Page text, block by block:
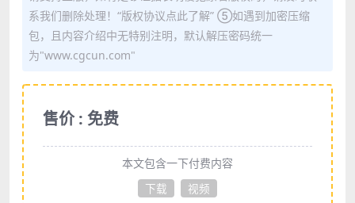
系我们删除处理！“版权协议点此了解” ⑤如遇到加密压缩
包，且内容介绍中无特别注明，默认解压密码统一
为"www.cgcun.com"
售价 : 免费
本文包含一下付费内容
下载
视频